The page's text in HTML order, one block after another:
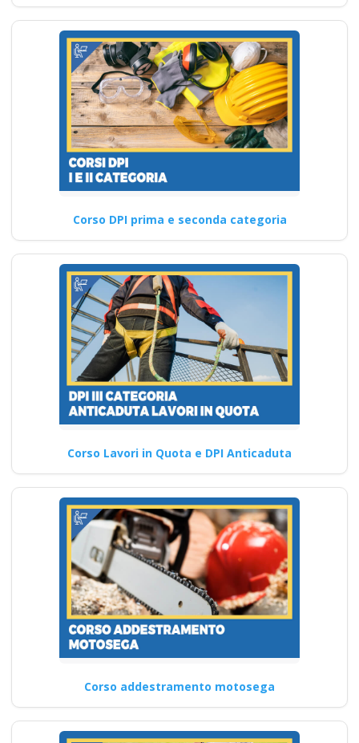
Corso DPI prima e seconda categoria
Corso Lavori in Quota e DPI Anticaduta
Corso addestramento motosega